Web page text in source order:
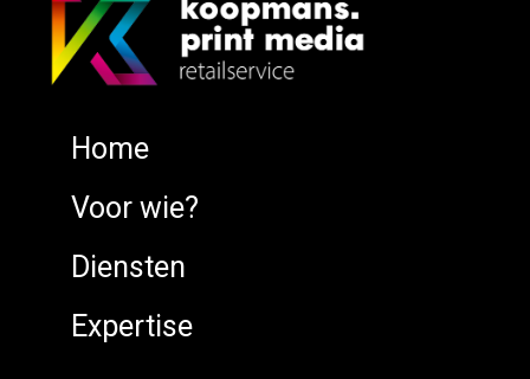
Home
Voor wie?
Diensten
Expertise